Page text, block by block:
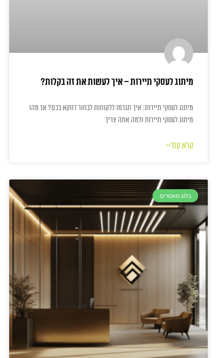
מיתוג לעסקי תיירות – איך לעשות את זה בקלות?
מיתוג לעסקי תיירות: איך תגרמו ללקוחות לבחור דווקא בכם? אז מהו
מיתוג לעסקי תיירות ולמה אתה צריך
קרא עוד>>
בלוג מאמרים